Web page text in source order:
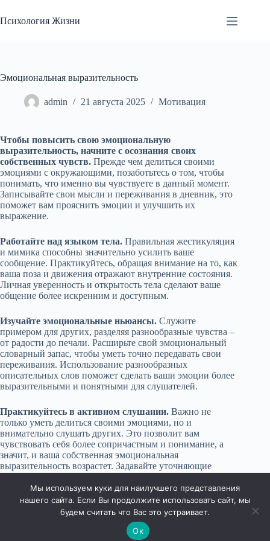
к
сути
Психология Жизни
Эмоциональная выразительность
admin 21 августа 2025 Мотивация
Чтобы повысить свою эмоциональную
выразительность, начните с осознания своих
собственных чувств. Прежде чем делиться своими
эмоциями с окружающими, позаботьтесь о том, чтобы
понимать, что именно вы чувствуете в данный момент.
Записывайте свои мысли и переживания в дневник, это
поможет вам прояснить эмоции и улучшить их
выражение.
Работайте над языком тела. Правильная жестикуляция
и мимика способны значительно усилить ваше
сообщение. Практикуйтесь, обращая внимание на то, как
ваша поза и движения отражают внутренние состояния.
Личная уверенность и открытость тела сделают ваше
общение более искренним и доступным.
Изучайте эмоциональные ньюансы. Служите
примером для других, разделяя разнообразные чувства –
от радости до печали. Расширьте свой эмоциональный
словарный запас, чтобы уметь точно передавать свои
переживания. Использование разнообразных
описательных слов поможет сделать ваши эмоции более
выразительными и понятными для слушателей.
Практикуйтесь в активном слушании. Важно не
только уметь делиться своими эмоциями, но и
внимательно слушать других. Это позволит вам
чувствовать себя более сопричастным и понимание, а
значит, и ваша собственная эмоциональная
выразительность возрастет. Задавайте уточняющие
собеседника.Мы используем куки для наилучшего представления
нашего сайта. Если Вы продолжите использовать сайт, мы
будем считать что Вас это устраивает.
Ок